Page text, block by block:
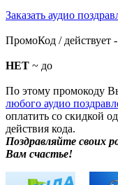
Заказать аудио
ПромоКод / действует
НЕТ ~ до
По этому промокоду
любого аудио
оплатить со скидкой
действия кода.
Поздравляйте своих
Вам счастье!